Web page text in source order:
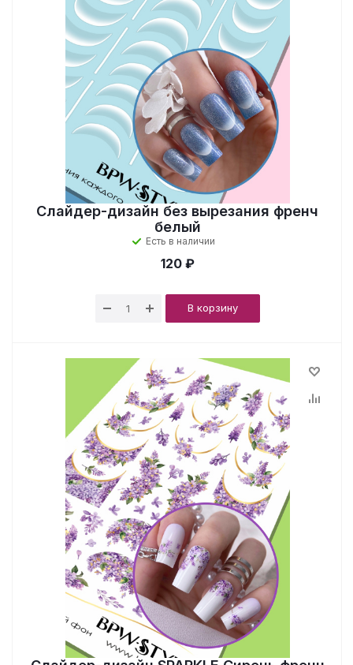
Слайдер-дизайн без вырезания френч
белый
Есть в наличии
120 ₽
В корзину